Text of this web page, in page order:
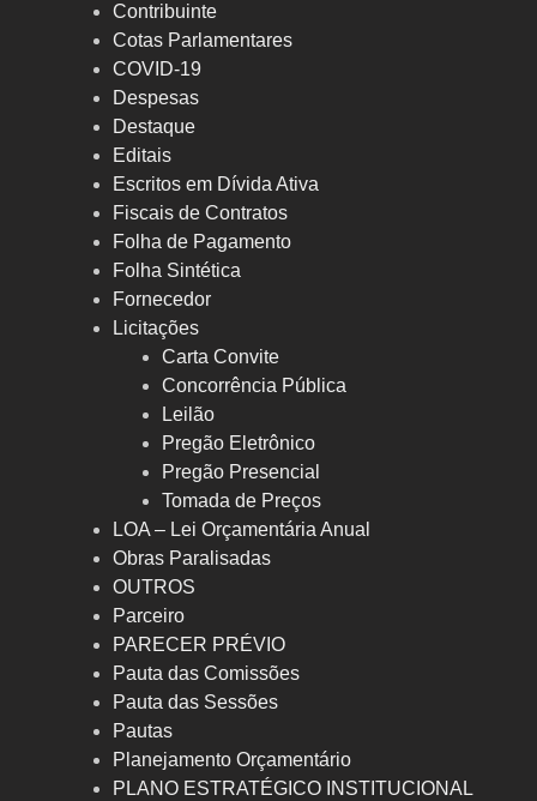
Contribuinte
Cotas Parlamentares
COVID-19
Despesas
Destaque
Editais
Escritos em Dívida Ativa
Fiscais de Contratos
Folha de Pagamento
Folha Sintética
Fornecedor
Licitações
Carta Convite
Concorrência Pública
Leilão
Pregão Eletrônico
Pregão Presencial
Tomada de Preços
LOA – Lei Orçamentária Anual
Obras Paralisadas
OUTROS
Parceiro
PARECER PRÉVIO
Pauta das Comissões
Pauta das Sessões
Pautas
Planejamento Orçamentário
PLANO ESTRATÉGICO INSTITUCIONAL